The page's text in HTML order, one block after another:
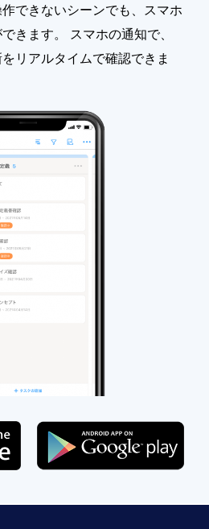
できないシーンでも、スマホ
きます。 スマホの通知で、
リアルタイムで確認できま